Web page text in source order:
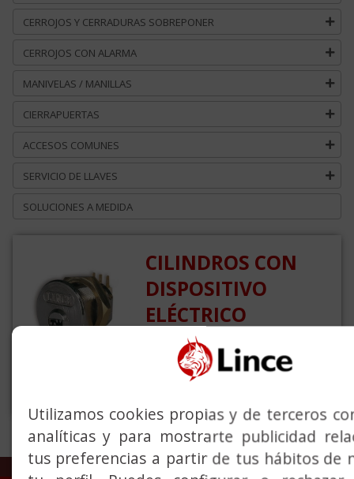
CERROJOS Y CERRADURAS SOBREPONER
CERROJOS CON ALARMA
MANIVELAS / MANILLAS
CIERRAPUERTAS
ACCESOS COMUNES
SERVICIO DE LLAVES
SOLUCIONES A MEDIDA
CILINDROS CON
DISPOSITIVO
ELÉCTRICO
Soluciones de cierre y
apertura para comercios,
Utilizamos cookies propias y de terceros
analíticas y para mostrarte publicidad
tus preferencias a partir de tus hábitos de